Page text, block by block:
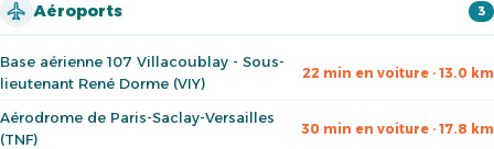
Aéroports 3
Base aérienne 107 Villacoublay - Sous-
lieutenant René Dorme (VIY)
22 min en voiture · 13.0 km
Aérodrome de Paris-Saclay-Versailles
(TNF)
30 min en voiture · 17.8 km